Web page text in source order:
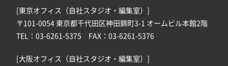
[東京オフィス（自社スタジオ・編集室）]
〒101-0054 東京都千代田区神田錦町3-1 オームビル本館2階
TEL：03-6261-5375 FAX：03-6261-5376
[大阪オフィス（自社スタジオ・編集室）]